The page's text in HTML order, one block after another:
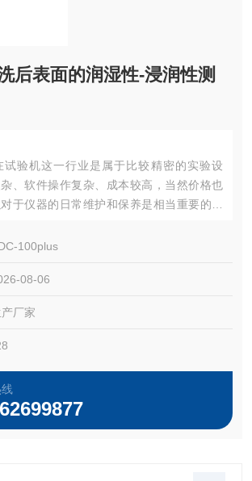
后表面的润湿性-浸润性测
试验机这一行业是属于比较精密的实验设
、软件操作复杂、成本较高，当然价格也
于仪器的日常维护和保养是相当重要的，
的一些小常识。
100plus
08-06
厂家